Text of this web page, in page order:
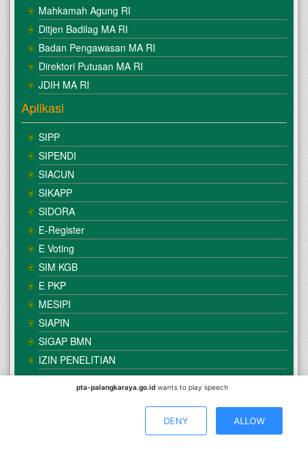
Mahkamah Agung RI
Ditjen Badilag MA RI
Badan Pengawasan MA RI
Direktori Putusan MA RI
JDIH MA RI
Aplikasi
SIPP
SIPENDI
SIACUN
SIKAPP
SIDORA
E-Register
E Voting
SIM KGB
E PKP
MESIPI
SIAPIN
SIGAP BMN
IZIN PENELITIAN
Agama Palangka Raya
Direkomendasikan Menggunakan Browser :
Mozilla Firefox
Google Chrome
pta-palangkaraya.go.id wants to play speech
DENY ALLOW